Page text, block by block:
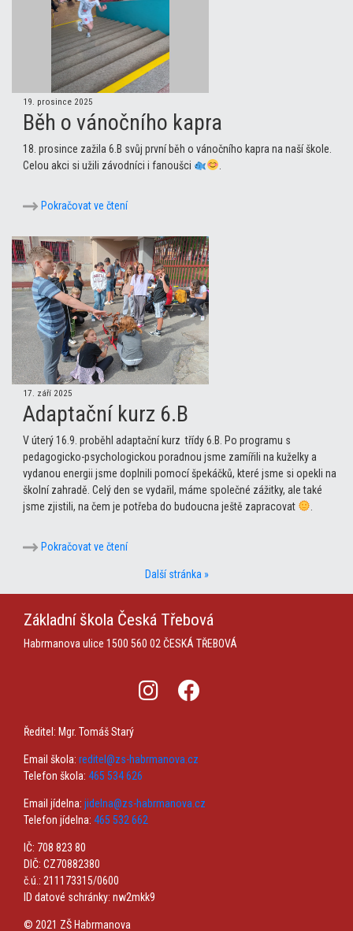
19. prosince 2025
Běh o vánočního kapra
18. prosince zažila 6.B svůj první běh o vánočního kapra na naší škole.
Celou akci si užili závodníci i fanoušci
Pokračovat ve čtení
17. září 2025
Adaptační kurz 6.B
V úterý 16.9. proběhl adaptační kurz třídy 6.B. Po programu s
pedagogicko-psychologickou poradnou jsme zamířili na kuželky a
vydanou energii jsme doplnili pomocí špekáčků, které jsme si opekli na
školní zahradě. Celý den se vydařil, máme společné zážitky, ale také
jsme zjistili, na čem je potřeba do budoucna ještě zapracovat
Pokračovat ve čtení
Další stránka »
Základní škola Česká Třebová
Habrmanova ulice 1500 560 02 ČESKÁ TŘEBOVÁ
Ředitel: Mgr. Tomáš Starý
Email škola: reditel@zs-habrmanova.cz
Telefon škola: 465 534 626
Email jídelna: jidelna@zs-habrmanova.cz
Telefon jídelna: 465 532 662
IČ: 708 823 80
DIČ: CZ70882380
č.ú.: 211173315/0600
ID datové schránky: nw2mkk9
© 2021 ZŠ Habrmanova